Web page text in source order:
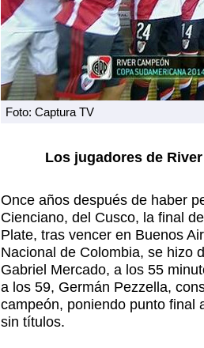
Foto: Captura TV
Los jugadores de
Once años después de haber
Cienciano, del Cusco, la final
Plate, tras vencer en Buenos
Nacional de Colombia, se hizo
Gabriel Mercado, a los 55
a los 59, Germán Pezzella,
campeón, poniendo punto final
sin títulos.